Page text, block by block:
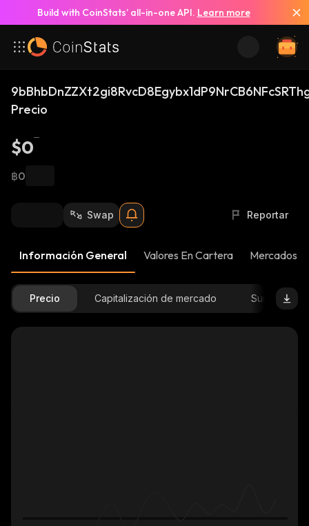
Build with CoinStats’ all-in-one API. Learn more
Precio
$0
฿0
Swap Reportar
Información General Valores En Cartera Mercados
Precio Capitalización de mercado Suministro